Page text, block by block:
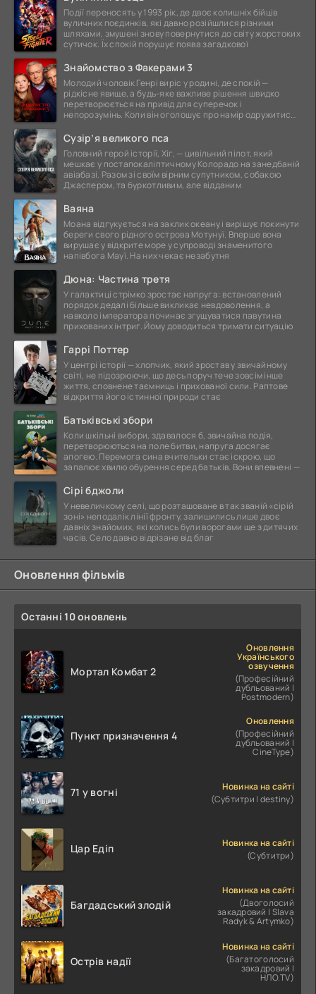
Події переносять у 1993 рік, де двоє колишніх бійців
вуличних поєдинків, які давно розійшлися різними
шляхами, змушені знову повернутися до світу жорстоких
сутичок. Їх спокій порушує поява загадкової
Знайомство з Факерами 3
Молодий чоловік Генрі виріс у родині, де спокій —
рідкісне явище, а будь-яке важливе рішення швидко
перетворюється на привід для суперечок і
непорозумінь. Коли він оголошує про намір одружитися,
Сузір’я великого пса
Головний герой історії, Хіг, — цивільний пілот, який
мешкає у постапокаліптичному Колорадо на занедбаній
авіабазі. Разом зі своїм вірним супутником, собакою
Джаспером, та буркотливим, але відданим
Ваяна
Моана відгукується на заклик океану і вирішує покинути
береги свого рідного острова Мотунуї. Вперше вона
вирушає у відкрите море у супроводі знаменитого
напівбога Мауї. На них чекає незабутня
Дюна: Частина третя
У галактиці стрімко зростає напруга: встановлений
порядок дедалі більше викликає невдоволення, а
навколо імператора починає згущуватися павутина
прихованих інтриг. Йому доводиться тримати ситуацію
Гаррі Поттер
У центрі історії — хлопчик, який зростав у звичайному
світі, не підозрюючи, що десь поруч тече зовсім інше
життя, сповнене таємниць і прихованої сили. Раптове
відкриття його істинної природи стає
Батьківські збори
Коли шкільні вибори, здавалося б, звичайна подія,
перетворюються на поле битви, напруга досягає
апогею. Перемога сина вчительки стає іскрою, що
запалює хвилю обурення серед батьків. Вони впевнені —
Сірі бджоли
У невеличкому селі, що розташоване в так званій «сірій
зоні» неподалік лінії фронту, залишились лише двоє
давніх знайомих, які колись були ворогами ще з дитячих
часів. Село давно відрізане від благ
Оновлення фільмів
Останні 10 оновлень
Мортал Комбат 2
Оновлення
Українського
озвучення
(Професійний
дубльований |
Postmodern)
Пункт призначення 4
Оновлення
(Професійний
дубльований |
CineType)
71 у вогні
Новинка на сайті
(Субтитри | destiny)
Цар Едіп
Новинка на сайті
(Субтитри)
Багдадський злодій
Новинка на сайті
(Двоголосий
закадровий | Slava
Radyk & Artymko)
Острів надії
Новинка на сайті
(Багатоголосий
закадровий |
НЛО.TV)